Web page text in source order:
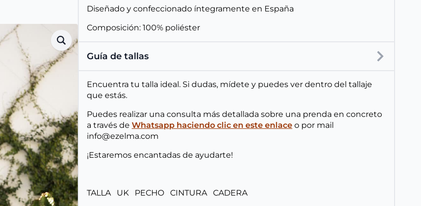
Diseñado y confeccionado íntegramente en España
Composición: 100% poliéster
Guía de tallas
Encuentra tu talla ideal. Si dudas, mídete y puedes ver dentro del tallaje
que estás.
Puedes realizar una consulta más detallada sobre una prenda en concreto
a través de Whatsapp haciendo clic en este enlace o por mail
info@ezelma.com
¡Estaremos encantadas de ayudarte!
TALLA UK PECHO CINTURA CADERA